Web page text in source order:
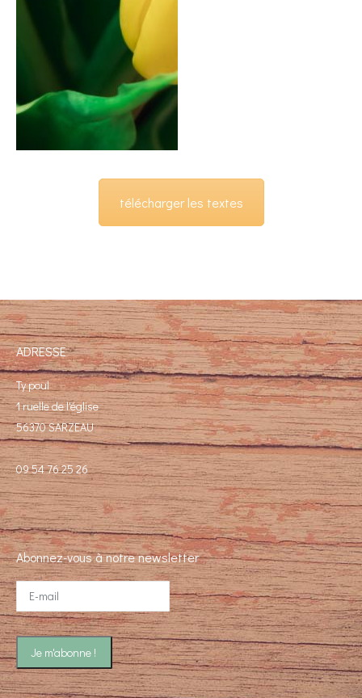
télécharger les textes
ADRESSE
Ty poul
1 ruelle de l'église
56370 SARZEAU
09 54 76 25 26
Abonnez-vous à notre newsletter